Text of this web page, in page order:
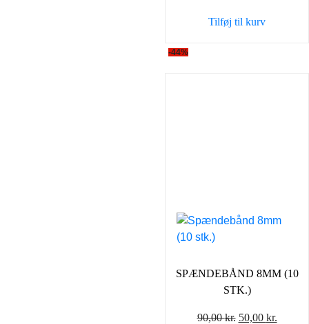
8,00 kr..
Tilføj til kurv
-44%
SPÆNDEBÅND 8MM (10
STK.)
90,00kr. Den
50,00 kr.